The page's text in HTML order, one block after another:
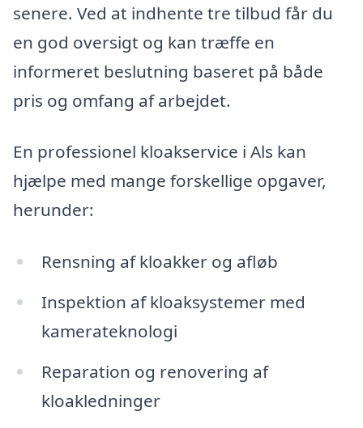
senere. Ved at indhente tre tilbud får du
en god oversigt og kan træffe en
informeret beslutning baseret på både
pris og omfang af arbejdet.
En professionel kloakservice i Als kan
hjælpe med mange forskellige opgaver,
herunder:
Rensning af kloakker og afløb
Inspektion af kloaksystemer med
kamerateknologi
Reparation og renovering af
kloakledninger